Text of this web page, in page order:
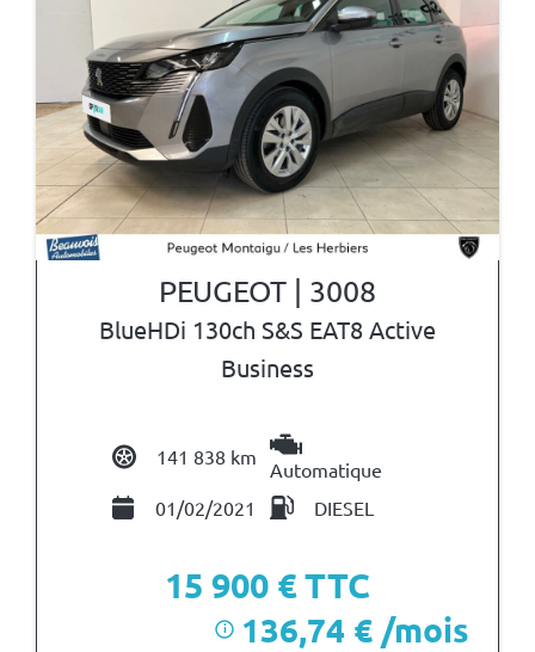
PEUGEOT | 3008
BlueHDi 130ch S&S EAT8 Active
Business
141 838 km
Automatique
01/02/2021
DIESEL
15 900 € TTC
i 136,74 € /mois